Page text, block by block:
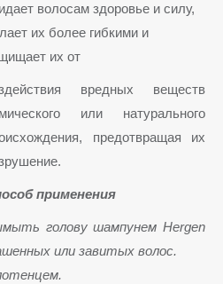
волосам здоровье и силу,
их более гибкими и
их от
вредных веществ
или натурального
предотвращая их
применения
голову шампунем Hergen
или завитых волос.